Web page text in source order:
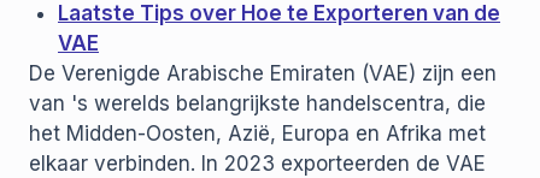
Laatste Tips over Hoe te Exporteren van de
VAE
De Verenigde Arabische Emiraten (VAE) zijn een
van 's werelds belangrijkste handelscentra, die
het Midden-Oosten, Azië, Europa en Afrika met
elkaar verbinden. In 2023 exporteerden de VAE